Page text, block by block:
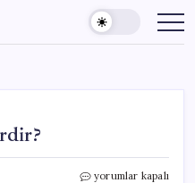
Kanser
yorumlar kapalı